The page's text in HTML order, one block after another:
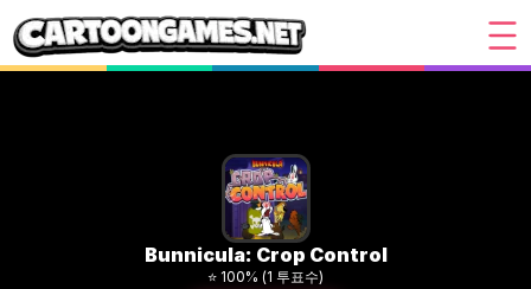
Bunnicula: Crop Control
⭐ 100% (1 투표수)